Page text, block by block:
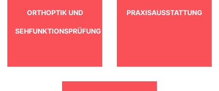
ORTHOPTIK UND
SEHFUNKTIONSPRÜFUNG
PRAXISAUSSTATTUNG